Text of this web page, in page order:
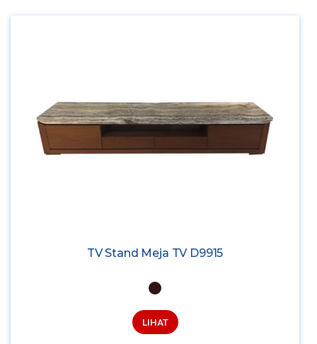
o
TV Stand Meja TV D9915
LIHAT